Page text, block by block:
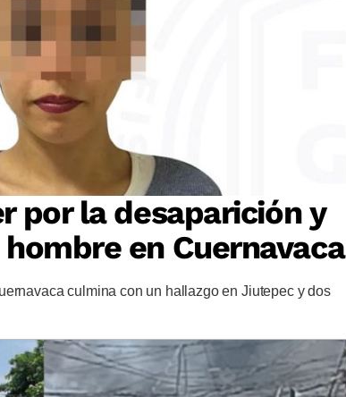
por la desaparición y
en Cuernavaca
culmina con un hallazgo en Jiutepec y dos